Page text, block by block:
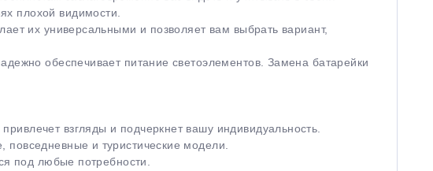
плохой видимости.
их универсальными и позволяет вам выбрать вариант,
обеспечивает питание светоэлементов. Замена батарейки
взгляды и подчеркнет вашу индивидуальность.
и туристические модели.
под любые потребности.